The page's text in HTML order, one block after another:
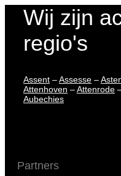
Wij zijn
regio's
Assent –Assesse –
Attenhoven –Attenrode
Aubechies
Partners